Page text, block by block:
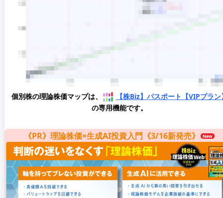
個別株の理論株価マップは、
【株Biz】パスポート【VIPプラン
の専用機能です。
《PR》理論株価×生成AI投資入門《3/16新発売》